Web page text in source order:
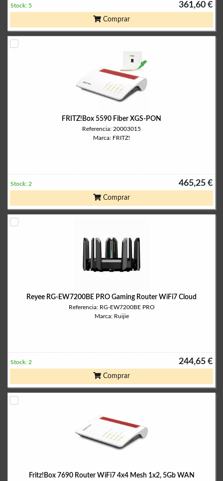
361,60 €
Stock: 5
Comprar
FRITZ!Box 5590 Fiber XGS-PON
Referencia: 20003015
Marca: FRITZ!
465,25 €
Stock: 2
Comprar
Reyee RG-EW7200BE PRO Gaming Router WiFi7 Cloud
Referencia: RG-EW7200BE PRO
Marca: Ruijie
244,65 €
Stock: 2
Comprar
Fritz!Box 7690 Router WiFi7 4x4 Mesh 1x2, 5Gb WAN